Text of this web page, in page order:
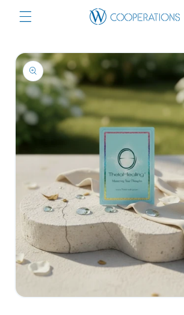
Skip to
content
Skip to
product
information